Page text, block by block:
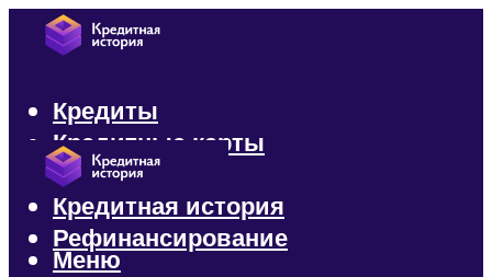
Кредиты
Кредитные карты
Микрозаймы
Кредитная история
Рефинансирование
Меню